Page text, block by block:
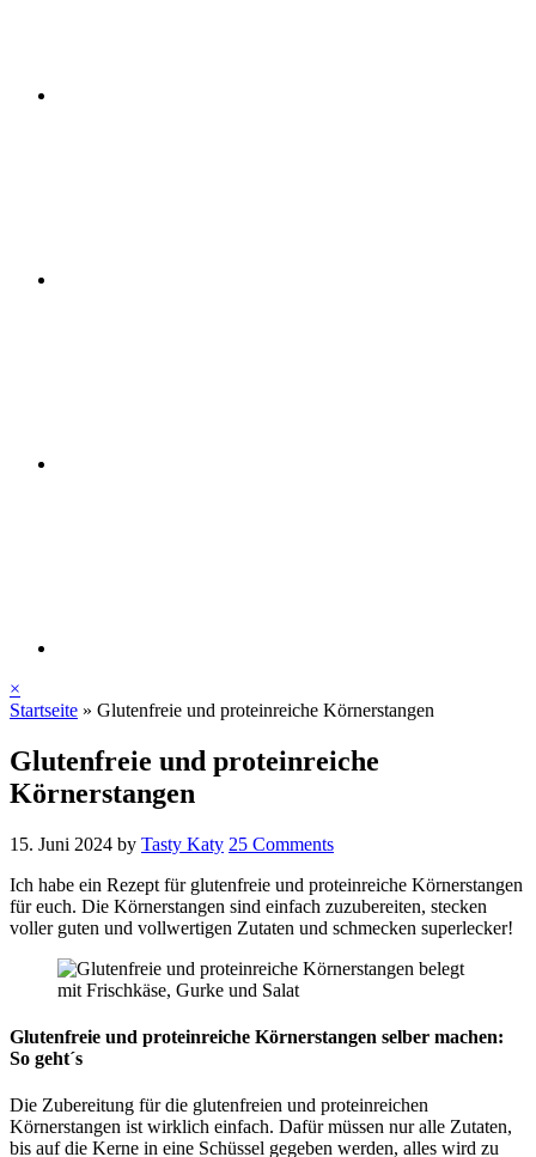
×
Startseite » Glutenfreie und proteinreiche Körnerstangen
Glutenfreie und proteinreiche
Körnerstangen
15. Juni 2024 by Tasty Katy 25 Comments
Ich habe ein Rezept für glutenfreie und proteinreiche Körnerstangen
für euch. Die Körnerstangen sind einfach zuzubereiten, stecken
voller guten und vollwertigen Zutaten und schmecken superlecker!
Glutenfreie und proteinreiche Körnerstangen selber machen:
So geht´s
Die Zubereitung für die glutenfreien und proteinreichen
Körnerstangen ist wirklich einfach. Dafür müssen nur alle Zutaten,
bis auf die Kerne in eine Schüssel gegeben werden, alles wird zu